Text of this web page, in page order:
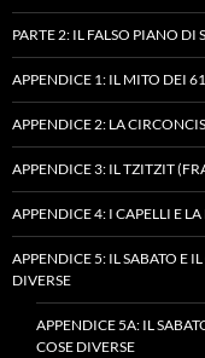
PARTE 2: IL FALSO PIANO DI
APPENDICE 1: IL MITO DEI
APPENDICE 2: LA
APPENDICE 3: IL TZITZIT
APPENDICE 4: I CAPELLI E
APPENDICE 5: IL SABATO E
DIVERSE
APPENDICE 5A: IL
COSE DIVERSE